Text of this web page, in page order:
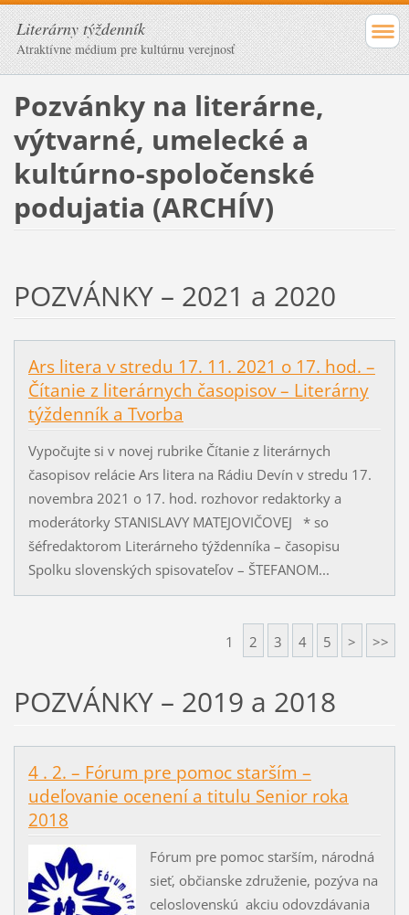
Literárny týždenník
Atraktívne médium pre kultúrnu verejnosť
Pozvánky na literárne,
výtvarné, umelecké a
kultúrno-spoločenské
podujatia (ARCHÍV)
POZVÁNKY – 2021 a 2020
Ars litera v stredu 17. 11. 2021 o 17. hod. –
Čítanie z literárnych časopisov – Literárny
týždenník a Tvorba
Vypočujte si v novej rubrike Čítanie z literárnych
časopisov relácie Ars litera na Rádiu Devín v stredu 17.
novembra 2021 o 17. hod. rozhovor redaktorky a
moderátorky STANISLAVY MATEJOVIČOVEJ * so
šéfredaktorom Literárneho týždenníka – časopisu
Spolku slovenských spisovateľov – ŠTEFANOM...
1 2 3 4 5 > >>
POZVÁNKY – 2019 a 2018
4 . 2. – Fórum pre pomoc starším –
udeľovanie ocenení a titulu Senior roka
2018
Fórum pre pomoc starším, národná
sieť, občianske združenie, pozýva na
celoslovenskú akciu odovzdávania